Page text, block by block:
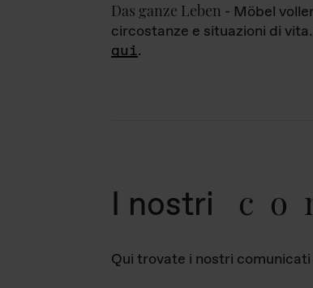
Das ganze Leben - Möbel
circostanze e situazioni di
qui.
I nostri
Qui trovate i nostri